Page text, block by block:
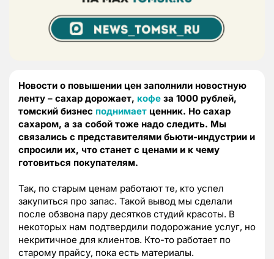
Новости о повышении цен заполнили новостную
ленту – сахар дорожает, кофе за 1000 рублей,
томский бизнес поднимает ценник. Но сахар
сахаром, а за собой тоже надо следить. Мы
связались с представителями бьюти-индустрии и
спросили их, что станет с ценами и к чему
готовиться покупателям.
Так, по старым ценам работают те, кто успел
закупиться про запас. Такой вывод мы сделали
после обзвона пару десятков студий красоты. В
некоторых нам подтвердили подорожание услуг, но
некритичное для клиентов. Кто-то работает по
старому прайсу, пока есть материалы.